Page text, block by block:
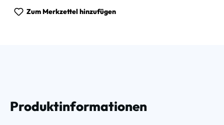
Zum Merkzettel hinzufügen
Produktinformationen